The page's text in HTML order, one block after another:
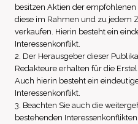
besitzen Aktien der
diese im Rahmen und zu jedem
verkaufen. Hierin besteht ein
Interessenkonflikt.
2. Der Herausgeber dieser
Redakteure erhalten für die
Auch hierin besteht ein
Interessenkonflikt.
3. Beachten Sie auch die
bestehenden